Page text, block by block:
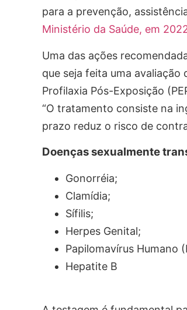
para a prevenção,
Ministério da Saúde, em
Uma das ações
que seja feita uma
Profilaxia Pós-Exposição
“O tratamento consiste na
prazo reduz o risco de
Doenças sexualmente
Gonorréia;
Clamídia;
Sífilis;
Herpes Genital;
Papilomavírus Humano
Hepatite B